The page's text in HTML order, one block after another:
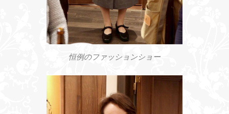
恒例のファッションショー